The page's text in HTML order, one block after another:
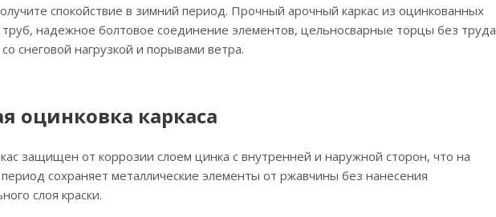
спокойствие в зимний период. Прочный арочный каркас из оцинкованных
надежное болтовое соединение элементов, цельносварные торцы без труда
снеговой нагрузкой и порывами ветра.
оцинковка каркаса
защищен от коррозии слоем цинка с внутренней и наружной сторон, что на
сохраняет металлические элементы от ржавчины без нанесения
слоя краски.